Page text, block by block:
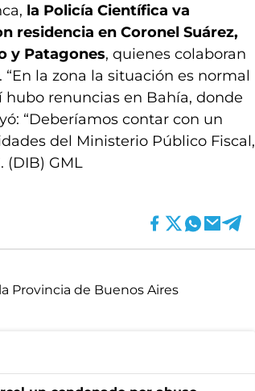
la Policía Científica va
residencia en Coronel Suárez,
y Patagones, quienes colaboran
la zona la situación es normal
renuncias en Bahía, donde
“Deberíamos contar con un
del Ministerio Público Fiscal,
(DIB) GML
Provincia de Buenos Aires